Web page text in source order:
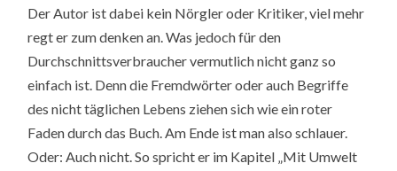
Der Autor ist dabei kein Nörgler oder Kritiker, viel mehr
regt er zum denken an. Was jedoch für den
Durchschnittsverbraucher vermutlich nicht ganz so
einfach ist. Denn die Fremdwörter oder auch Begriffe
des nicht täglichen Lebens ziehen sich wie ein roter
Faden durch das Buch. Am Ende ist man also schlauer.
Oder: Auch nicht. So spricht er im Kapitel „Mit Umwelt